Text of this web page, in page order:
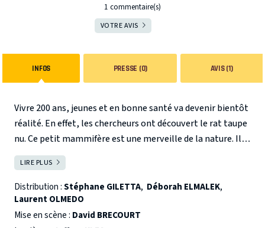
1 commentaire(s)
VOTRE AVIS
INFOS PRESSE (0) AVIS (1)
Vivre 200 ans, jeunes et en bonne santé va devenir bientôt
réalité. En effet, les chercheurs ont découvert le rat taupe
nu. Ce petit mammifère est une merveille de la nature. Il
est immunisé contre le vieillissement, contre toutes les
maladies, contre la douleur et possède 93% de gènes
communs avec l’homme. Les enjeux sont colossaux et les
scientifiques sont sur les dents. Parmi eux, le professeur
Frédéric Berkovitch et son assistante, Marie, chercheuse
LIRE PLUS
Distribution :Stéphane GILETTA, Déborah ELMALEK,
Laurent OLMEDO
Mise en scène : David BRECOURT